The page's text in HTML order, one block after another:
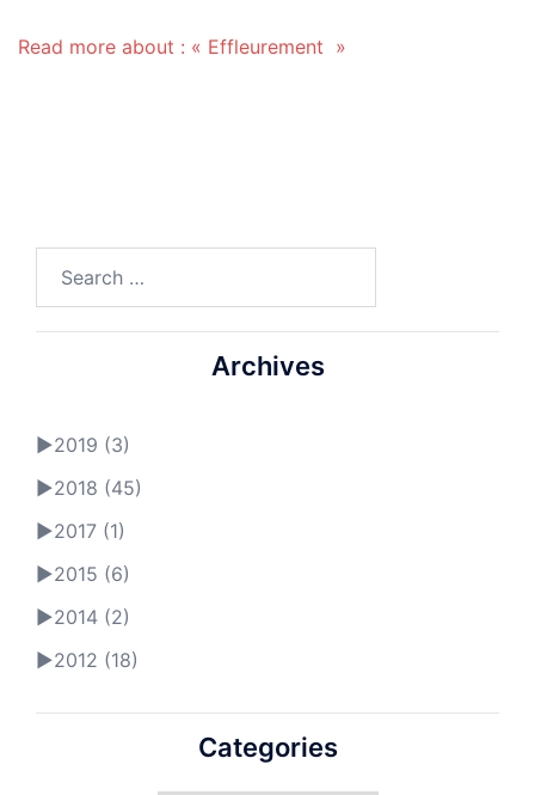
Read more about : « Effleurement »
Archives
►2019 (3)
►2018 (45)
►2017 (1)
►2015 (6)
►2014 (2)
►2012 (18)
Categories